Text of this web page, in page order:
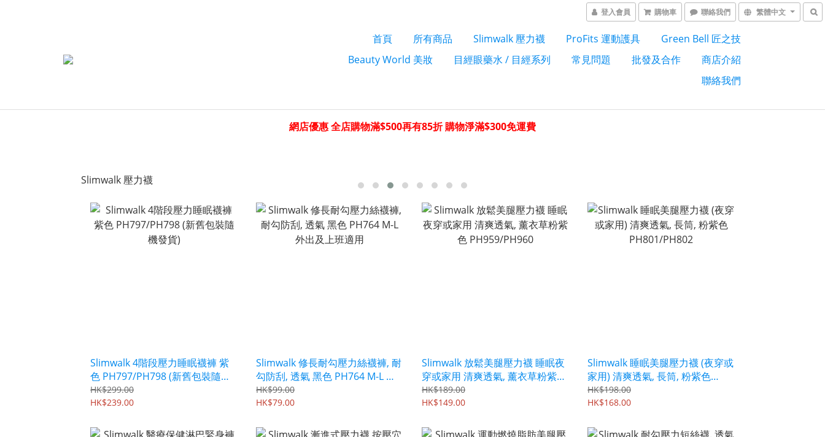
登入會員 購物車 聯絡我們 繁體中文
首頁 所有商品 Slimwalk 壓力襪 ProFits 運動護具
Green Bell 匠之技
Beauty World 美妝
目經眼藥水 / 目經系列 常見問題 批發及合作
商店介紹
聯絡我們
網店優惠 全店購物滿$500再有85折 購物淨滿$300免運費
Slimwalk 壓力襪
Slimwalk 4階段壓力睡眠襪褲 紫
色 PH797/PH798 (新舊包裝隨機
發貨)
HK$299.00
HK$239.00
Slimwalk 修長耐勾壓力絲襪褲, 耐
勾防刮, 透氣 黑色 PH764 M-L 外
出及上班適用
HK$99.00
HK$79.00
Slimwalk 放鬆美腿壓力襪 睡眠夜
穿或家用 清爽透氣, 薰衣草粉紫色
PH959/PH960
HK$189.00
HK$149.00
Slimwalk 睡眠美腿壓力襪 (夜穿或
家用) 清爽透氣, 長筒, 粉紫色
PH801/PH802
HK$198.00
HK$168.00